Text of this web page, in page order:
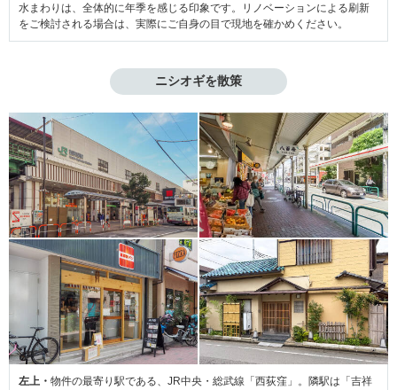
水まわりは、全体的に年季を感じる印象です。リノベーションによる刷新
をご検討される場合は、実際にご自身の目で現地を確かめください。
ニシオギを散策
左上・ 物件の最寄り駅である、JR中央・総武線「西荻窪」。隣駅は「吉祥